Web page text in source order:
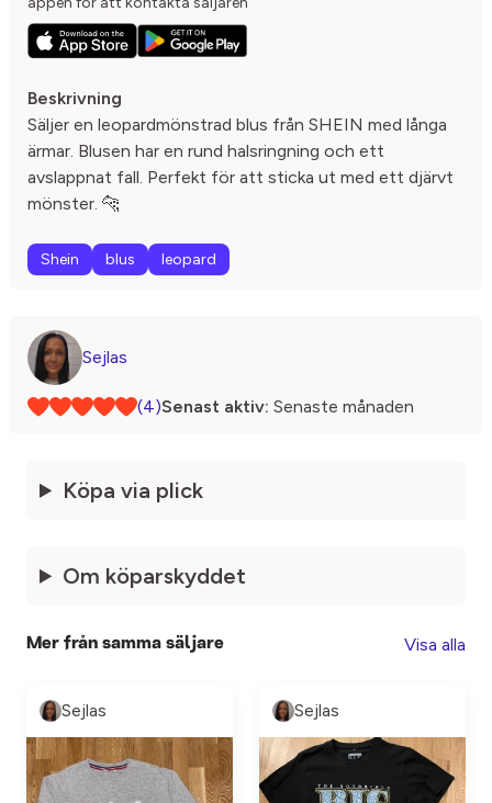
Beskrivning
Säljer en leopardmönstrad blus från SHEIN med långa
ärmar. Blusen har en rund halsringning och ett
avslappnat fall. Perfekt för att sticka ut med ett djärvt
mönster. 🐆
Shein blus leopard
Sejlas
(4)Senast aktiv: Senaste månaden
Köpa via plick
Om köparskyddet
Mer från samma säljare Visa alla
Sejlas Sejlas